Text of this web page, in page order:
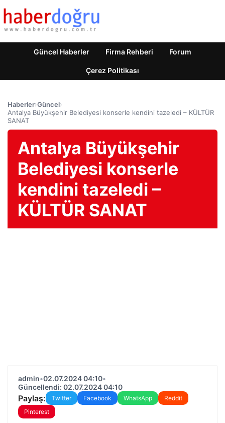
Güncel Haberler Firma Rehberi Forum
Çerez Politikası
Haberler›Güncel›
Antalya Büyükşehir Belediyesi konserle kendini tazeledi – KÜLTÜR
SANAT
Antalya Büyükşehir
Belediyesi konserle
kendini tazeledi –
KÜLTÜR SANAT
admin•02.07.2024 04:10•
Güncellendi: 02.07.2024 04:10
Paylaş: Twitter Facebook WhatsApp
Reddit
Pinterest